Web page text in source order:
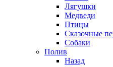
Лягушки
Медведи
Птицы
Сказочные
Собаки
Полив
Назад